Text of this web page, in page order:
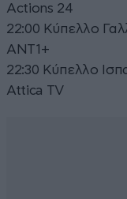
Actions 24
22:00 Κύπελλο
ΑΝΤ1+
22:30 Κύπελλο
Attica TV